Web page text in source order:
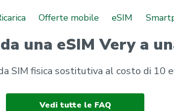
Offerte mobile eSIM
una eSIM Very a
SIM fisica sostitutiva al costo di 10
Vedi tutte le FAQ